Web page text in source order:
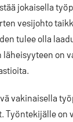
jokaisella
vesijohto
tulee olla
läheisyyteen on
vakinaisella
Työntekijälle on